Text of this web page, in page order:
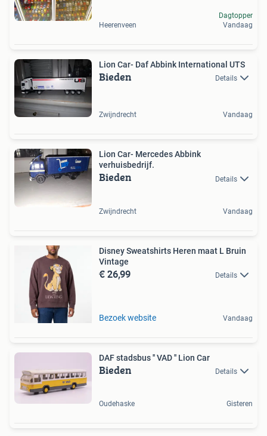
Heerenveen
Dagtopper
Vandaag
Lion Car- Daf Abbink International UTS
Bieden Details
Zwijndrecht Vandaag
Lion Car- Mercedes Abbink
verhuisbedrijf.
Bieden Details
Zwijndrecht Vandaag
Disney Sweatshirts Heren maat L Bruin
Vintage
€ 26,99 Details
Bezoek website Vandaag
DAF stadsbus '' VAD '' Lion Car
Bieden Details
Oudehaske Gisteren